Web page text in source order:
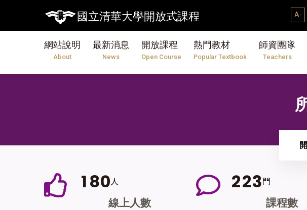
國立清華大學開放式課程 A-
網站說明
About
最新消息
News
開放課程
Open Course
熱門教材
Popular Textbook
師資團隊
Teachers
180 人
線上人數
223門
課程數